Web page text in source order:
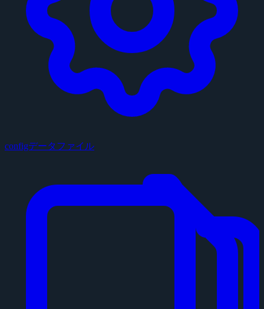
configデータファイル